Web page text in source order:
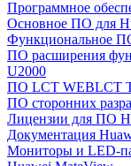
Программное
Основное ПО для
Функциональное
ПО расширения
U2000
ПО LCT WEBLCT
ПО сторонних
Лицензии для ПО
Документация
Мониторы и LED-